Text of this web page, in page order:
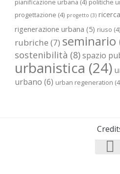
pianificazione urbana (4) politiche
progettazione (4) progetto (3) ricerca
rigenerazione urbana (5) riuso (4)
rubriche (7) seminario
sostenibilità (8)spazio
urbanistica (24)
urbano (6) urban regeneration